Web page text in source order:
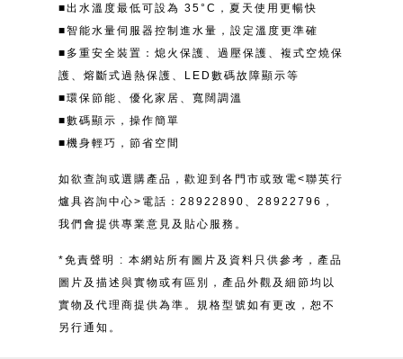
■出水溫度最低可設為 35°C，夏天使用更暢快
■智能水量伺服器控制進水量，設定溫度更準確
■多重安全裝置：熄火保護、過壓保護、複式空燒保
護、熔斷式過熱保護、LED數碼故障顯示等
■環保節能、優化家居、寬闊調溫
■數碼顯示，操作簡單
■機身輕巧，節省空間
如欲查詢或選購產品，歡迎到各門市或致電<聯英行
爐具咨詢中心>電話：28922890、28922796，
我們會提供專業意見及貼心服務。
*免責聲明 : 本網站所有圖片及資料只供參考，產品
圖片及描述與實物或有區別，產品外觀及細節均以
實物及代理商提供為準。規格型號如有更改，恕不
另行通知。